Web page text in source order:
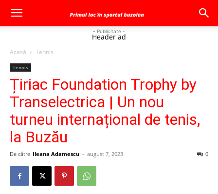
- Publicitate -
Header ad
Acasă Tennis
Tennis
Țiriac Foundation Trophy by
Transelectrica | Un nou
turneu internațional de tenis,
la Buzău
De către Ileana Adamescu - august 7, 2023 0